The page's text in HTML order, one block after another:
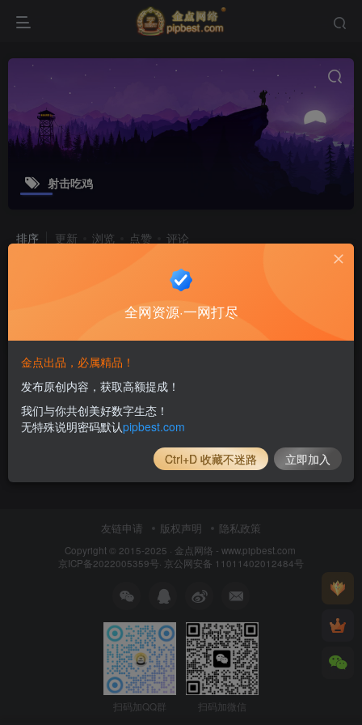
射击吃鸡
排序 更新 浏览 点赞 评论
【穿越奇迹H5】12月4日收集打包WIN
系一键服务端_Linux手工服务端_三网
射击吃鸡H5游戏_带详细架设教程_赠
付费资源 金豆 9.8 游戏源码
友链申请 版权声明 隐私政策
Copyright © 2015-2025 · 金点网络 - www.pipbest.com
京ICP备2022005359号· 京公网安备 11011402012484号
扫码加QQ群 扫码加微信
全网资源·一网打尽
金点出品，必属精品！
发布原创内容，获取高额提成！
我们与你共创美好数字生态！
无特殊说明密码默认pipbest.com
Ctrl+D 收藏不迷路 立即加入